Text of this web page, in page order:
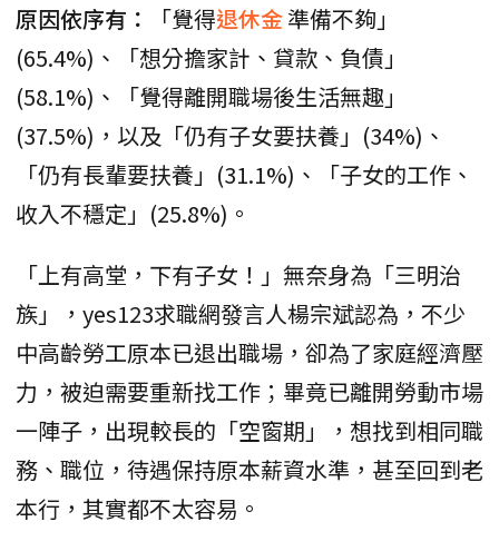
原因依序有：
「覺得退休金準備不夠」
(65.4%)、「想分擔家計、貸款、負債」
(58.1%)、「覺得離開職場後生活無趣」
(37.5%)，以及「仍有子女要扶養」(34%)、
「仍有長輩要扶養」(31.1%)、「子女的工作、
收入不穩定」(25.8%)。
「上有高堂，下有子女！」無奈身為「三明治
族」，yes123求職網發言人楊宗斌認為，不少
中高齡勞工原本已退出職場，卻為了家庭經濟壓
力，被迫需要重新找工作；畢竟已離開勞動市場
一陣子，出現較長的「空窗期」，想找到相同職
務、職位，待遇保持原本薪資水準，甚至回到老
本行，其實都不太容易。